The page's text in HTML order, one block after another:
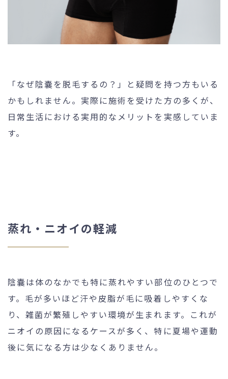
「なぜ陰嚢を脱毛するの？」と疑問を持つ方もいる
かもしれません。実際に施術を受けた方の多くが、
日常生活における実用的なメリットを実感していま
す。
蒸れ・ニオイの軽減
陰嚢は体のなかでも特に蒸れやすい部位のひとつで
す。毛が多いほど汗や皮脂が毛に吸着しやすくな
り、雑菌が繁殖しやすい環境が生まれます。これが
ニオイの原因になるケースが多く、特に夏場や運動
後に気になる方は少なくありません。